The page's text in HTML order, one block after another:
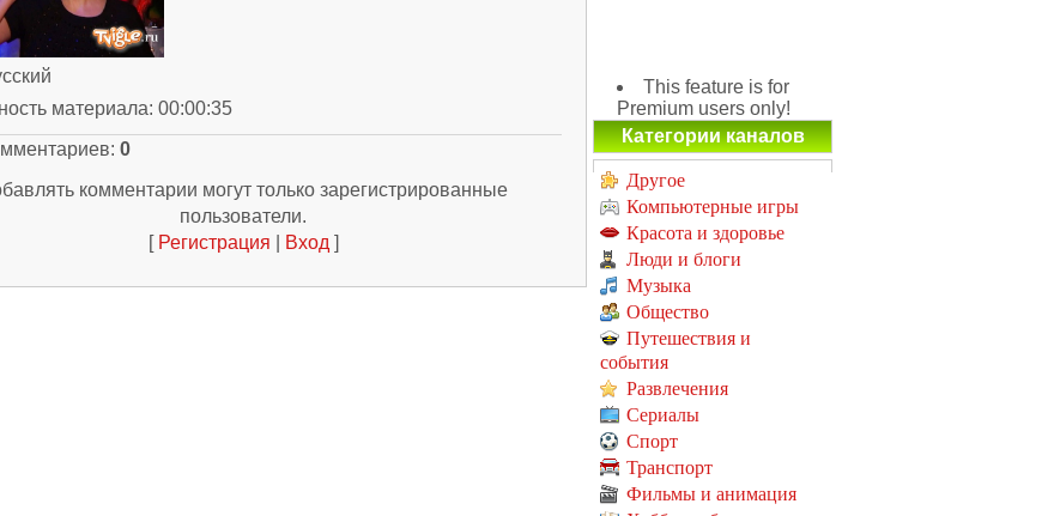
материала: 00:00:35
: 0
комментарии могут только зарегистрированные
пользователи.
[ Регистрация Вход ]
This feature is for
Premium users only!
Категории каналов
Другое
Компьютерные игры
Красота и здоровье
Люди и блоги
Музыка
Общество
Путешествия и
события
Развлечения
Сериалы
Спорт
Транспорт
Фильмы и анимация